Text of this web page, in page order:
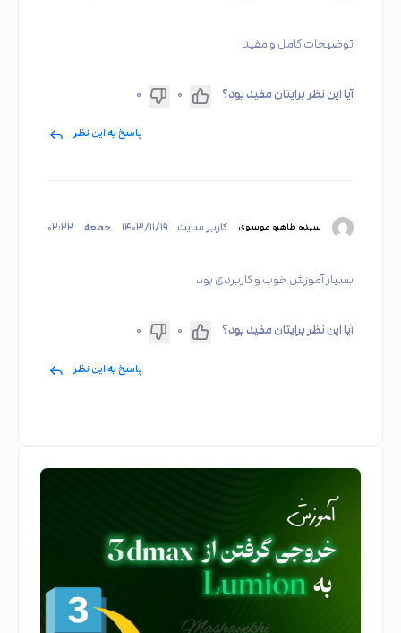
توضیحات کامل و مفید
آیا این نظر برایتان مفید بود؟ ۰ ۰
پاسخ به این نظر
سیده طاهره موسوی کاربر سایت ۱۴۰۳/۱۱/۱۹ جمعه ۰۲:۲۲
بسیار آموزش خوب و کاربردی بود
آیا این نظر برایتان مفید بود؟ ۰ ۰
پاسخ به این نظر